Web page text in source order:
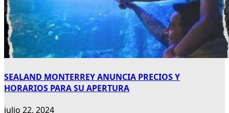
SEALAND MONTERREY ANUNCIA PRECIOS Y
HORARIOS PARA SU APERTURA
julio 22, 2024